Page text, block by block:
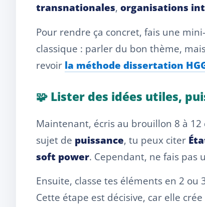
transnationales, organisations
Pour rendre ça concret, fais une
classique : parler du bon thème,
revoir la méthode dissertation
🧩 Lister des idées utiles,
Maintenant, écris au brouillon 8 à
sujet de puissance, tu peux citer
soft power. Cependant, ne fais pas
Ensuite, classe tes éléments en 2 ou
Cette étape est décisive, car elle crée